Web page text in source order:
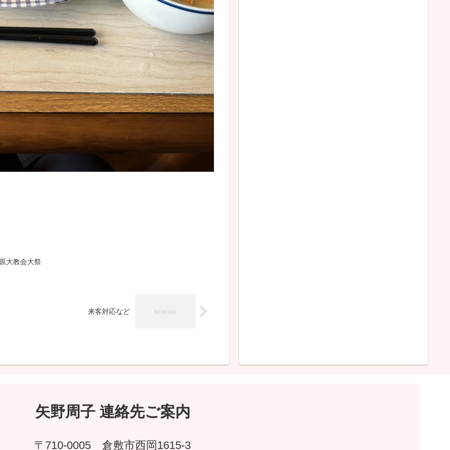
大教会大祭
来客対応など
矢野周子 連絡先ご案内
〒710-0005 倉敷市西岡1615-3